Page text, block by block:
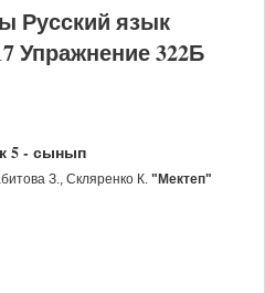
Русский язык
Упражнение 322Б
5 - сынып
З., Скляренко К. "Мектеп"